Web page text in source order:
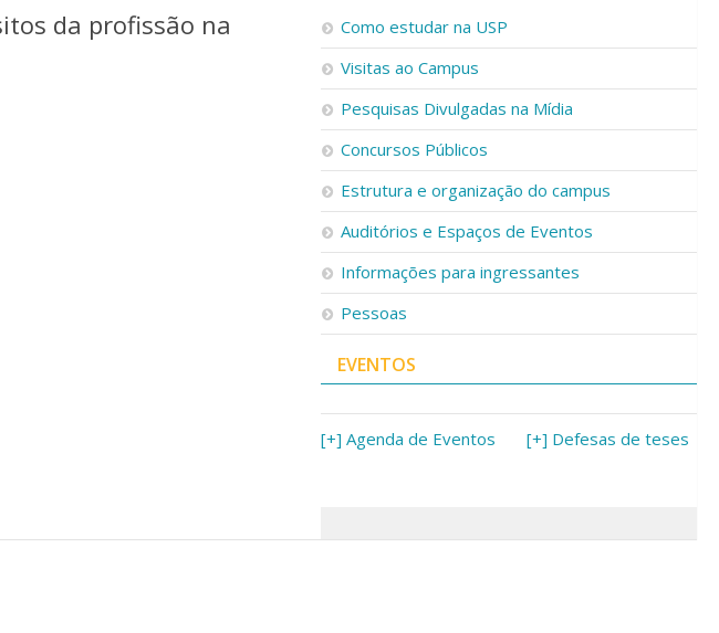
da profissão na
Como estudar na USP
Visitas ao Campus
Pesquisas Divulgadas na Mídia
Concursos Públicos
Estrutura e organização do campus
Auditórios e Espaços de Eventos
Informações para ingressantes
Pessoas
EVENTOS
[+] Agenda de Eventos [+] Defesas de teses